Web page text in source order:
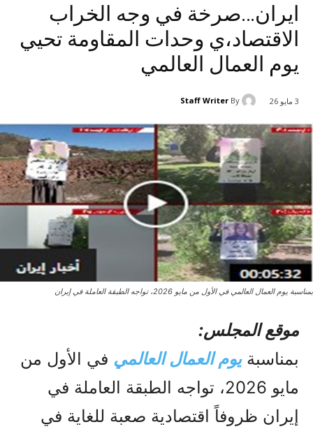
ایران…صرخة في وجه الخراب
الاقتصاد،ي وحدات المقاومة تحیي
يوم العمال العالمي
3 مايو 26 By
Staff Writer
بمناسبة يوم العمال العالمي في الأول من مايو 2026، تواجه الطبقة العاملة في إيران
موقع المجلس:
بمناسبةيوم العمال العالمي في الأول من
مايو 2026، تواجه الطبقة العاملة في
إيران ظروفاً اقتصادية صعبة للغاية في